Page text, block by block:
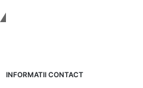
INFORMATII CONTACT